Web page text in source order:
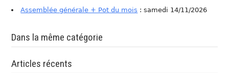
Assemblée générale + Pot du mois : samedi 14/11/2026
Dans la même catégorie
Articles récents